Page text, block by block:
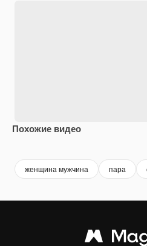
Похожие видео
женщина мужчина пара